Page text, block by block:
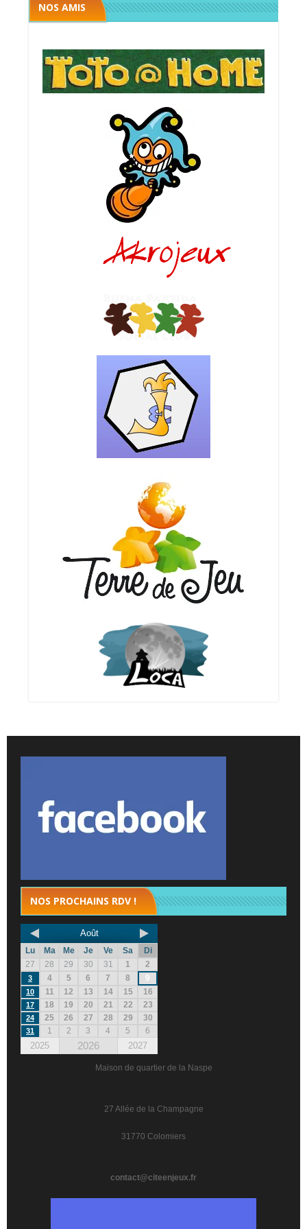
NOS AMIS
NOS PROCHAINS RDV !
Août
Lu Ma Me Je Ve Sa
Di
27
28 29 30 31 1 2
3 4 5 6 7 8 9
10 11 12 13 14 15 16
17 18 19 20 21 22 23
24 25 26 27 28 29 30
31 1 2 3 4 5 6
2025 2026 2027
Maison de quartier de la Naspe
27 Allée de la Champagne
31770 Colomiers
contact@citeenjeux.fr